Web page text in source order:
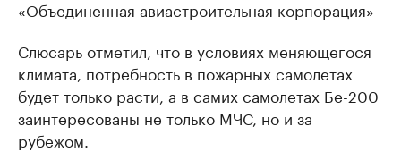
«Объединенная авиастроительная корпорация»
Слюсарь отметил, что в условиях меняющегося
климата, потребность в пожарных самолетах
будет только расти, а в самих самолетах Бе-200
заинтересованы не только МЧС, но и за
рубежом.